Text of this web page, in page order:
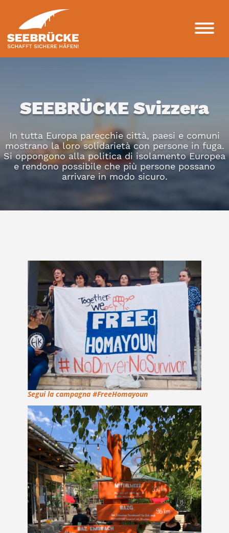
SEEBRÜCKE Svizzera
In tutta Europa parecchie città, paesi e comuni
mostrano la loro solidarietà con persone in fuga.
Si oppongono alla politica di isolamento Europea
e rendono possibile che più persone possano
arrivare in modo sicuro.
Segui la campagna #FreeHomayoun